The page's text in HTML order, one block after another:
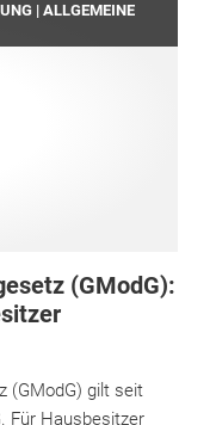
| ALLGEMEINE
(GModG):
(GModG) gilt seit
Für Hausbesitzer